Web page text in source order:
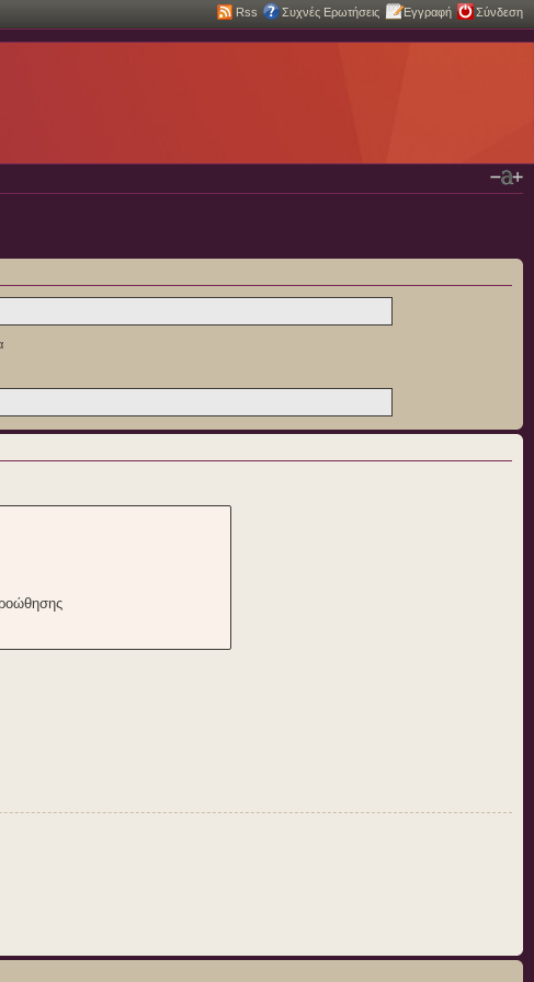
Rss Συχνές Ερωτήσεις Εγγραφή Σύνδεση